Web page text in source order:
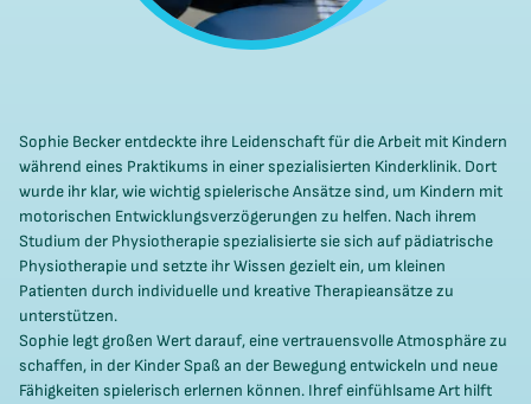
Sophie Becker entdeckte ihre Leidenschaft für die Arbeit mit Kindern
während eines Praktikums in einer spezialisierten Kinderklinik. Dort
wurde ihr klar, wie wichtig spielerische Ansätze sind, um Kindern mit
motorischen Entwicklungsverzögerungen zu helfen. Nach ihrem
Studium der Physiotherapie spezialisierte sie sich auf pädiatrische
Physiotherapie und setzte ihr Wissen gezielt ein, um kleinen
Patienten durch individuelle und kreative Therapieansätze zu
unterstützen.
Sophie legt großen Wert darauf, eine vertrauensvolle Atmosphäre zu
schaffen, in der Kinder Spaß an der Bewegung entwickeln und neue
Fähigkeiten spielerisch erlernen können. Ihref einfühlsame Art hilft